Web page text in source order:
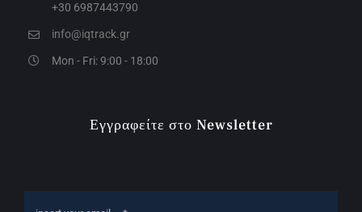
+30 6987443790
info@iqtrack.gr
Mon - Fri: 9:00 - 18:00
Εγγραφείτε στο Newsletter